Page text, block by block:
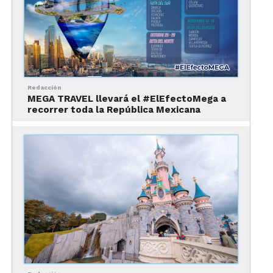
sus marcas.
Además deAmstar DMC and Worldstar,
proveedores de servicios de gestión en el destino;
una colección de marcas que venden paquetes
vacacionales, incluyendoApple Vacations, Travel
Impressions, CheapCaribbean.com, Southwest
Vacations, Funjet Vacations y United Vacations
un proveedor de soluciones tecnológicas,
Redacción
MEGA TRAVEL llevará el #ElEfectoMega a
recorrer toda la República Mexicana